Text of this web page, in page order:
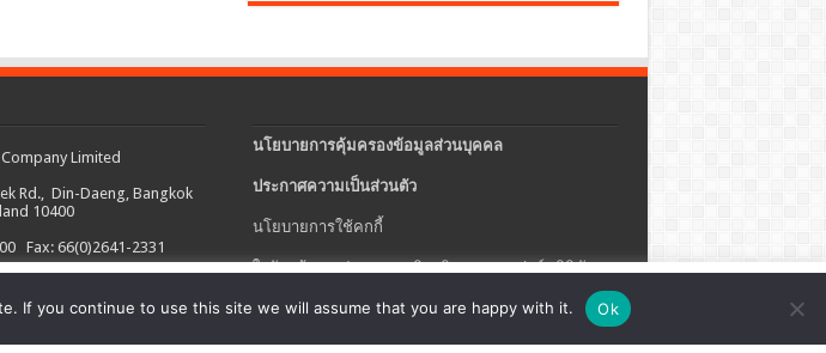
Limited
Rd., Din-Daeng, Bangkok
10400
Fax: 66(0)2641-2331
นโยบายการคุ้มครองข้อมูลส่วนบุคคล
ประกาศความเป็นส่วนตัว
นโยบายการใช้คกกี้
ใบรับแจ้งการประกอบธุรกิจบริการแพลตฟอร์มดิจิทัล
นโยบายความปลอดภัยของข้อมูลสารสนเทศ
ยคุกกี้
If you continue to use this site we will assume that you are happy with it. Ok